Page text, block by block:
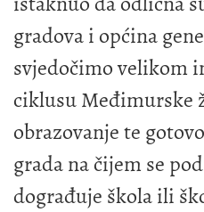
gradova i općina
svjedočimo velikom
ciklusu Međimurske
obrazovanje te
grada na čijem se
dograđuje škola ili